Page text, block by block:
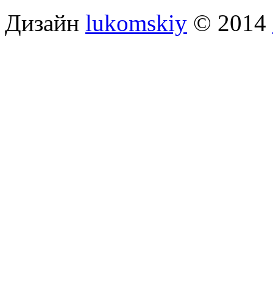
Дизайн lukomskiy © 2014